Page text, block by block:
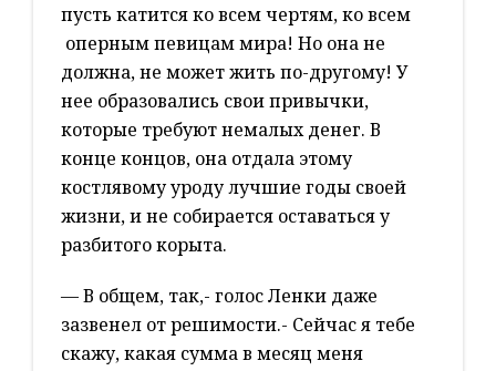
пусть катится ко всем чертям, ко всем
оперным певицам мира! Но она не
должна, не может жить по-другому! У
нее образовались свои привычки,
которые требуют немалых денег. В
конце концов, она отдала этому
костлявому уроду лучшие годы своей
жизни, и не собирается оставаться у
разбитого корыта.
— В общем, так,- голос Ленки даже
зазвенел от решимости.- Сейчас я тебе
скажу, какая сумма в месяц меня